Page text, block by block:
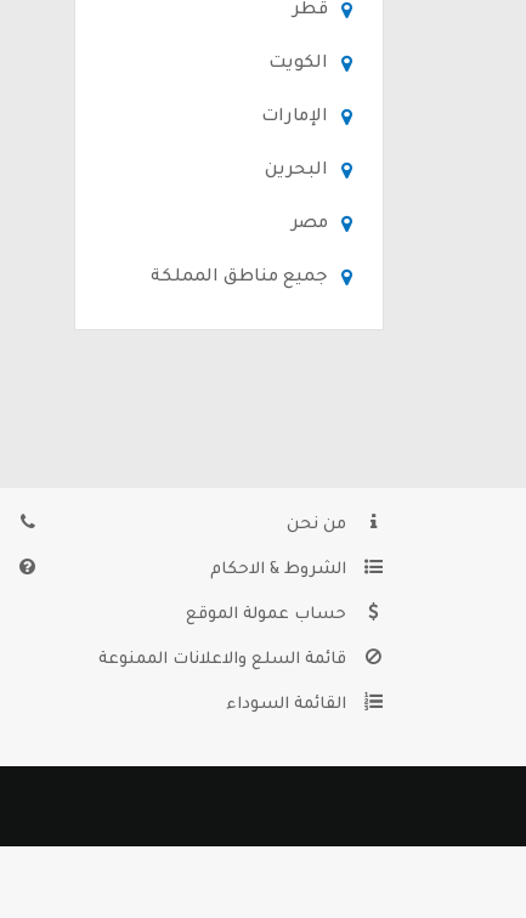
قطر
الكويت
الإمارات
البحرين
مصر
جميع مناطق المملكة
من نحن
الشروط & الاحكام
حساب عمولة الموقع
قائمة السلع والاعلانات الممنوعة
القائمة السوداء